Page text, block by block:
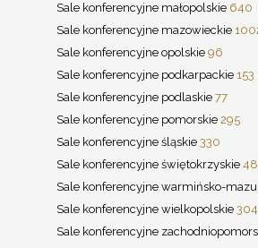
Sale konferencyjne małopolskie 640
Sale konferencyjne mazowieckie
Sale konferencyjne opolskie 96
Sale konferencyjne podkarpackie 153
Sale konferencyjne podlaskie 77
Sale konferencyjne pomorskie 295
Sale konferencyjne śląskie 330
Sale konferencyjne świętokrzyskie 48
Sale konferencyjne warmińsko-
Sale konferencyjne wielkopolskie 304
Sale konferencyjne